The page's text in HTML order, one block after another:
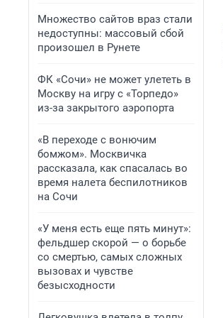
Множество сайтов враз стали
недоступны: массовый сбой
произошел в Рунете
ФК «Сочи» не может улететь в
Москву на игру с «Торпедо»
из-за закрытого аэропорта
«В переходе с вонючим
бомжом». Москвичка
рассказала, как спасалась во
время налета беспилотников
на Сочи
«У меня есть еще пять минут»:
фельдшер скорой — о борьбе
со смертью, самых сложных
вызовах и чувстве
безысходности